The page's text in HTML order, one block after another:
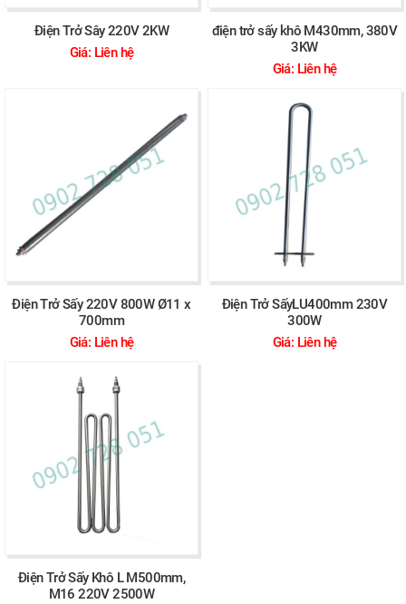
Điện Trở Sây 220V 2KW
Giá: Liên hệ
điện trở sấy khô M430mm, 380V
3KW
Giá: Liên hệ
Điện Trở Sấy 220V 800W Ø11 x
700mm
Giá: Liên hệ
Điện Trở SấyLU400mm 230V
300W
Giá: Liên hệ
Điện Trở Sấy Khô L M500mm,
M16 220V 2500W